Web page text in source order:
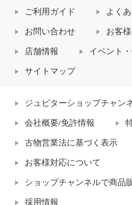
ご利用ガイド よく
お問い合わせ お客
店舗情報 イベント
サイトマップ
ジュピターショップチャン
会社概要/免許情報
古物営業法に基づく表示
お客様対応について
ショップチャンネルで商品
採用情報